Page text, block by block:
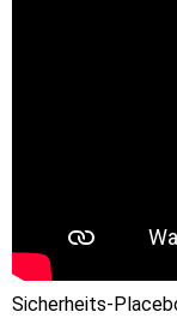
Sicherheits-